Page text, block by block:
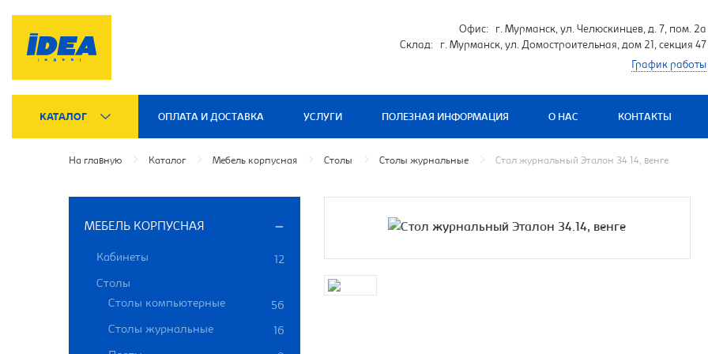
Офис: г. Мурманск, ул. Челюскинцев, д. 7, пом. 2а
Склад: г. Мурманск, ул. Домостроительная, дом 21, секция 47
График работы
КАТАЛОГ ОПЛАТА И ДОСТАВКА УСЛУГИ ПОЛЕЗНАЯ ИНФОРМАЦИЯ О НАС КОНТАКТЫ
На главную Каталог Мебель корпусная Столы Столы журнальные Стол журнальный Эталон 34.14, венге
МЕБЕЛЬ КОРПУСНАЯ
Кабинеты
12
Столы
Столы компьютерные
56
Столы журнальные
16